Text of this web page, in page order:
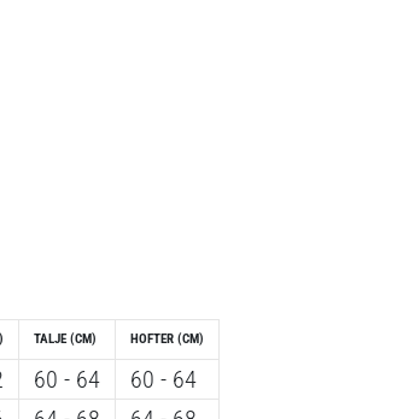
TALJE (CM)
60 - 64
HOFTER (CM)
60 - 64